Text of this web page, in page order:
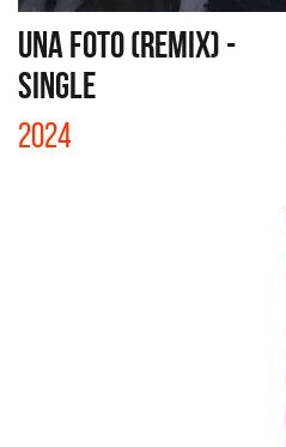
UNA FOTO (REMIX) -
SINGLE
2024